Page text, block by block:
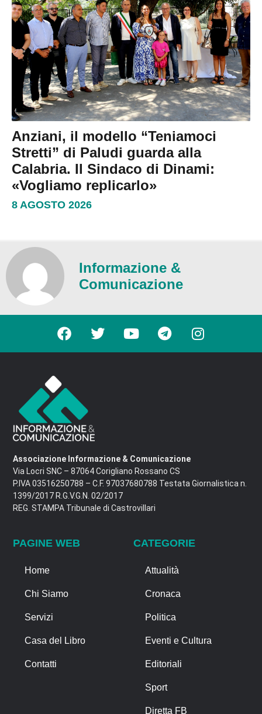
Anziani, il modello “Teniamoci
Stretti” di Paludi guarda alla
Calabria. Il Sindaco di Dinami:
«Vogliamo replicarlo»
8 AGOSTO 2026
Informazione &
Comunicazione
Associazione Informazione & Comunicazione
Via Locri SNC – 87064 Corigliano Rossano CS
P.IVA 03516250788 – C.F. 97037680788 Testata Giornalistica n.
1399/2017 R.G.V.G.N. 02/2017
REG. STAMPA Tribunale di Castrovillari
PAGINE WEB
Home
Chi Siamo
Servizi
Casa del Libro
Contatti
CATEGORIE
Attualità
Cronaca
Politica
Eventi e Cultura
Editoriali
Sport
Diretta FB